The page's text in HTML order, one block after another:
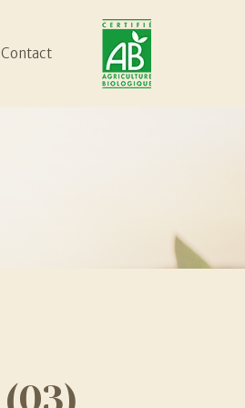
Contact
Contact
(03)